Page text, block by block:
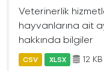
Veterinerlik
hayvanlarına ait
hakkında bilgiler
CSV XLSX 12 KB